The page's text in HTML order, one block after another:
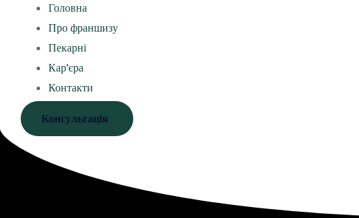
Головна
Про франшизу
Пекарні
Кар’єра
Контакти
Консультація